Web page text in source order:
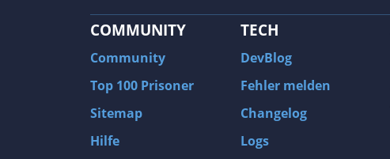
COMMUNITY
Community
Top 100 Prisoner
Sitemap
Hilfe
TECH
DevBlog
Fehler melden
Changelog
Logs